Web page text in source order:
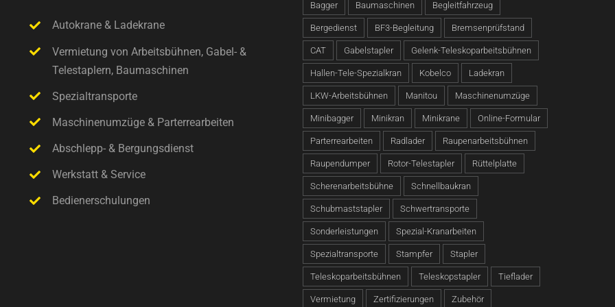
Autokrane & Ladekrane
Vermietung von Arbeitsbühnen, Gabel- &
Telestaplern, Baumaschinen
Spezialtransporte
Maschinenumzüge & Parterrearbeiten
Abschlepp- & Bergungsdienst
Werkstatt & Service
Bedienerschulungen
Bagger Baumaschinen Begleitfahrzeug
Bergedienst BF3-Begleitung Bremsenprüfstand
CAT Gabelstapler Gelenk-Teleskoparbeitsbühnen
Hallen-Tele-Spezialkran Kobelco Ladekran
LKW-Arbeitsbühnen Manitou Maschinenumzüge
Minibagger Minikran Minikrane Online-Formular
Parterrearbeiten Radlader Raupenarbeitsbühnen
Raupendumper Rotor-Telestapler Rüttelplatte
Scherenarbeitsbühne Schnellbaukran
Schubmaststapler Schwertransporte
Sonderleistungen Spezial-Kranarbeiten
Spezialtransporte Stampfer Stapler
Teleskoparbeitsbühnen Teleskopstapler Tieflader
Vermietung Zertifizierungen Zubehör